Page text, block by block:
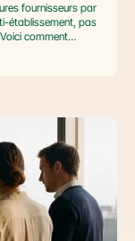
fournisseurs par
établissement, pas
comment
le levier BFR